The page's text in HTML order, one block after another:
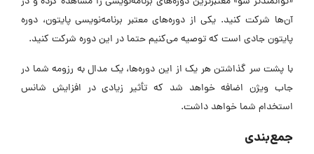
آن‌ها شرکت کنید. یکی از دوره‌های معتبر برنامه‌نویسی پایتون، دوره
پایتون جادی است که توصیه می‌کنیم حتما در این دوره شرکت کنید.
با پشت سر گذاشتن هر یک از این دوره‌ها، یک مدال به رزومه شما در
جاب ویژن اضافه خواهد شد که تأثیر زیادی در افزایش شانس
استخدام شما خواهد داشت.
جمع‌بندی